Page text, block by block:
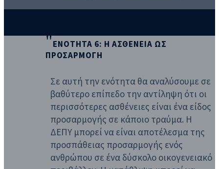
ΕΝΟΤΗΤΑ 6: Η ΑΣΘΕΝΕΙΑ ΩΣ
ΠΡΟΣΑΡΜΟΓΗ
Σε αυτή την ενότητα θα αναλύσουμε σε
βαθύτερο επίπεδο την αντίληψη ότι οι
περισσότερες ασθένειες είναι ένα είδος
προσαρμογής σε κάποιο τραύμα. Η
ΔΕΠΥ μπορεί να είναι αποτέλεσμα της
προσπάθειας προσαρμογής ενός
ανθρώπου σε ένα δύσκολο οικογενειακό